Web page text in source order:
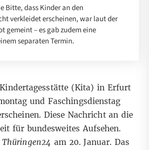
Bitte, dass Kinder an den
verkleidet erscheinen, war laut der
gemeint – es gab zudem eine
separaten Termin.
(Kita) in Erfurt
und Faschingsdienstag
Diese Nachricht an die
für bundesweites Aufsehen.
Thüringen24 am 20. Januar. Das